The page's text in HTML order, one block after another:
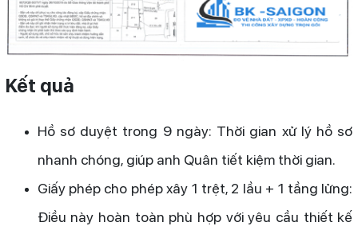
Kết quả
Hồ sơ duyệt trong 9 ngày: Thời gian xử lý hồ sơ
nhanh chóng, giúp anh Quân tiết kiệm thời gian.
Giấy phép cho phép xây 1 trệt, 2 lầu + 1 tầng lửng:
Điều này hoàn toàn phù hợp với yêu cầu thiết kế